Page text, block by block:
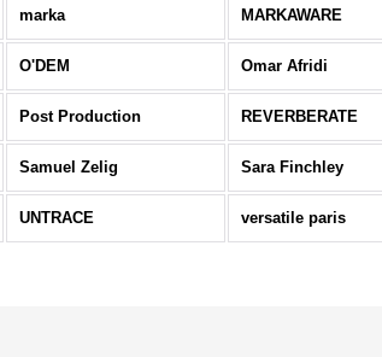
marka MARKAWARE
O'DEM Omar Afridi
Post Production REVERBERATE
Samuel Zelig Sara Finchley
UNTRACE versatile paris